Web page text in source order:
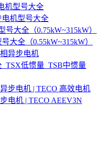
机型号大全
机型号大全
大全（0.75kW~315kW）
大全（0.55kW~315kW）
异步电机
低惯量_TSB中惯量
步电机 | TECO 高效电机
电机 | TECO AEEV3N